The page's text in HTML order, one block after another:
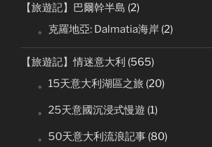
【旅遊記】巴爾幹半島 (2)
。克羅地亞: Dalmatia海岸 (2)
【旅遊記】情迷意大利 (565)
。15天意大利湖區之旅 (20)
。25天意國沉浸式慢遊 (1)
。50天意大利流浪記事 (80)